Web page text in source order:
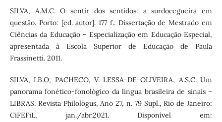
SILVA, A.M.C. O sentir dos sentidos: a surdocegueira em
questão. Porto: [ed. autor]. 177 f.. Dissertação de Mestrado em
Ciências da Educação - Especialização em Educação Especial,
apresentada à Escola Superior de Educação de Paula
Frassinetti. 2011.
SILVA, I.B.O; PACHECO, V. LESSA-DE-OLIVEIRA, A.S.C. Um
panorama fonético-fonológico da língua brasileira de sinais –
LIBRAS. Revista Philologus, Ano 27, n. 79 Supl., Rio de Janeiro:
CiFEFiL, jan./abr.2021. Disponível em: